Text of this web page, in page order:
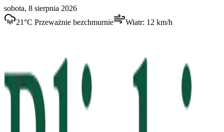
sobota, 8 sierpnia 2026
21°C Przeważnie bezchmurnie Wiatr: 12 km/h